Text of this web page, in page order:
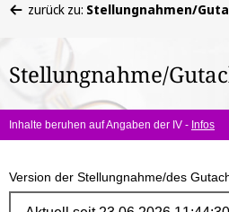
befinden
hier:
zurück zu: Stellungnahmen/
Stellungnahme/
Inhalte beruhen auf Angaben der IV - Infos
Version der Stellungnahme/des